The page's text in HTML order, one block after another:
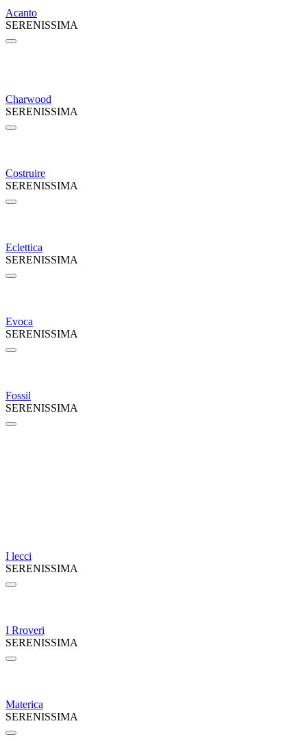
Acanto
SERENISSIMA
Charwood
SERENISSIMA
Costruire
SERENISSIMA
Eclettica
SERENISSIMA
Evoca
SERENISSIMA
Fossil
SERENISSIMA
I lecci
SERENISSIMA
I Rroveri
SERENISSIMA
Materica
SERENISSIMA